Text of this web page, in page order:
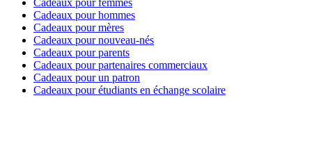
Cadeaux pour femmes
Cadeaux pour hommes
Cadeaux pour mères
Cadeaux pour nouveau-nés
Cadeaux pour parents
Cadeaux pour partenaires commerciaux
Cadeaux pour un patron
Cadeaux pour étudiants en échange scolaire